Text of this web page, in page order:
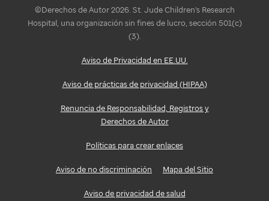
©Derechos de Autor 2026. St. Jude Children's Research
Hospital, una organización sin fines de lucro, sección 501(c)
(3).
Aviso de Privacidad en EE.UU.
Aviso de prácticas de privacidad (HIPAA)
Renuncia de Responsabilidad, Registros y
Derechos de Autor
Políticas para crear enlaces
Aviso de no discriminación Mapa del Sitio
Aviso de privacidad de salud